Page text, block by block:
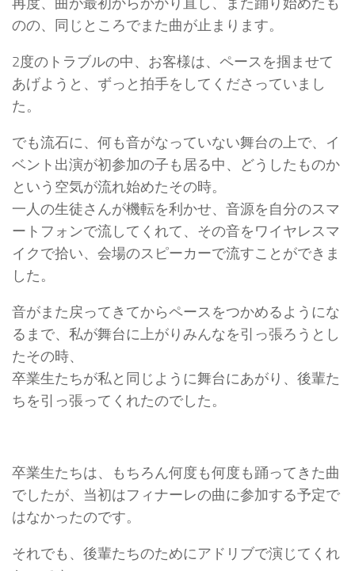
のの、同じところでまた曲が止まります。
2度のトラブルの中、お客様は、ペースを掴ませて
あげようと、ずっと拍手をしてくださっていまし
た。
でも流石に、何も音がなっていない舞台の上で、イ
ベント出演が初参加の子も居る中、どうしたものか
という空気が流れ始めたその時。
一人の生徒さんが機転を利かせ、音源を自分のスマ
ートフォンで流してくれて、その音をワイヤレスマ
イクで拾い、会場のスピーカーで流すことができま
した。
音がまた戻ってきてからペースをつかめるようにな
るまで、私が舞台に上がりみんなを引っ張ろうとし
たその時、
卒業生たちが私と同じように舞台にあがり、後輩た
ちを引っ張ってくれたのでした。
卒業生たちは、もちろん何度も何度も踊ってきた曲
でしたが、当初はフィナーレの曲に参加する予定で
はなかったのです。
それでも、後輩たちのためにアドリブで演じてくれ